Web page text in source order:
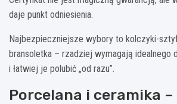
daje punkt odniesienia.
Najbezpieczniejsze wybory to kolczyki-
bransoletka – rzadziej wymagają idealnego
i łatwiej je polubić „od razu”.
Porcelana i ceramika –